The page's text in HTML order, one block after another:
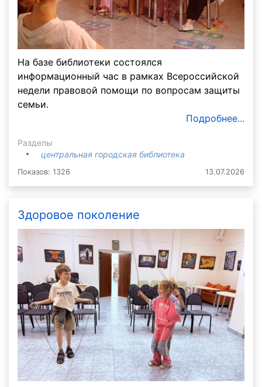
На базе библиотеки состоялся
информационный час в рамках Всероссийской
недели правовой помощи по вопросам защиты
семьи.
Подробнее...
Разделы
центральная городская библиотека
Показов: 1326 13.07.2026
Здоровое поколение